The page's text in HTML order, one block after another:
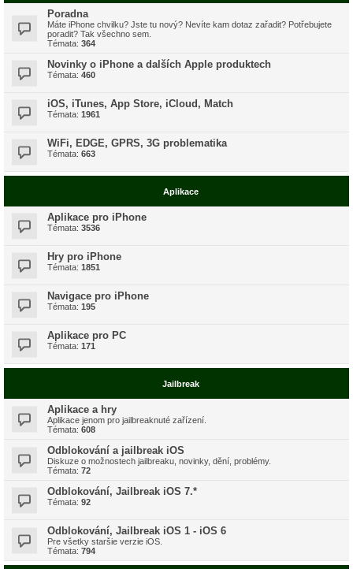
Poradna
Máte iPhone chvilku? Jste tu nový? Nevíte kam dotaz zařadit? Potřebujete
poradit? Tak všechno sem.
Témata: 364
Novinky o iPhone a dalších Apple produktech
Témata: 460
iOS, iTunes, App Store, iCloud, Match
Témata: 1961
WiFi, EDGE, GPRS, 3G problematika
Témata: 663
Aplikace
Aplikace pro iPhone
Témata: 3536
Hry pro iPhone
Témata: 1851
Navigace pro iPhone
Témata: 195
Aplikace pro PC
Témata: 171
Jailbreak
Aplikace a hry
Aplikace jenom pro jailbreaknuté zařízení.
Témata: 608
Odblokování a jailbreak iOS
Diskuze o možnostech jailbreaku, novinky, dění, problémy.
Témata: 72
Odblokování, Jailbreak iOS 7.*
Témata: 92
Odblokování, Jailbreak iOS 1 - iOS 6
Pre všetky staršie verzie iOS.
Témata: 794